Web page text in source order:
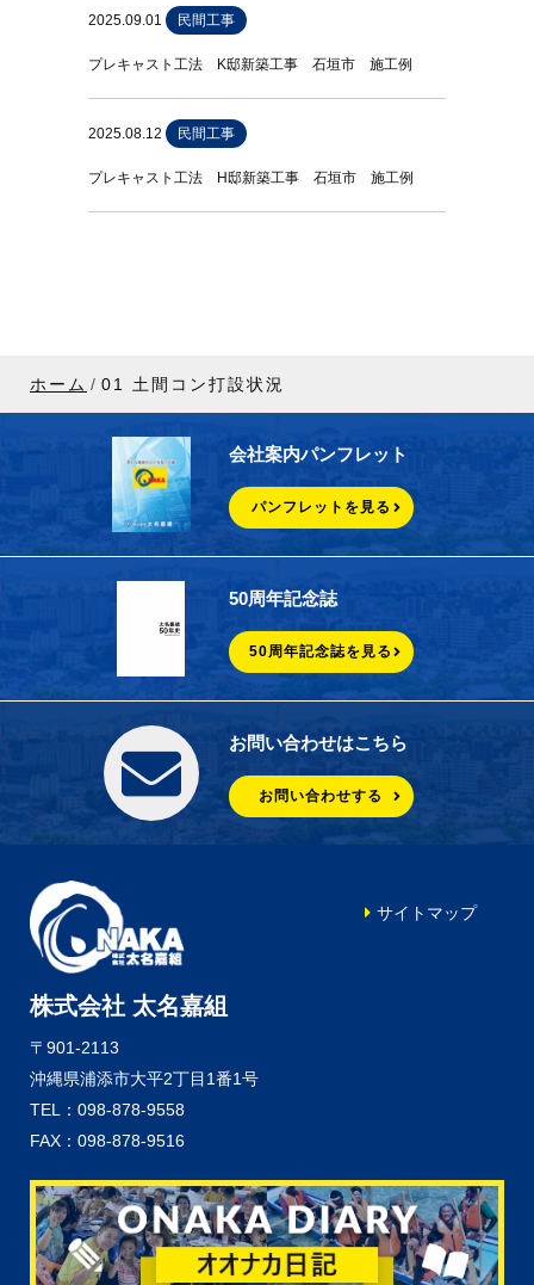
2025.09.01 民間工事
プレキャスト工法 K邸新築工事 石垣市 施工例
2025.08.12 民間工事
プレキャスト工法 H邸新築工事 石垣市 施工例
ホーム 01 土間コン打設状況
会社案内パンフレット
パンフレットを見る
50周年記念誌
50周年記念誌を見る
お問い合わせはこちら
お問い合わせする
株式会社 太名嘉組
〒901-2113
沖縄県浦添市大平2丁目1番1号
TEL：098-878-9558
FAX：098-878-9516
サイトマップ